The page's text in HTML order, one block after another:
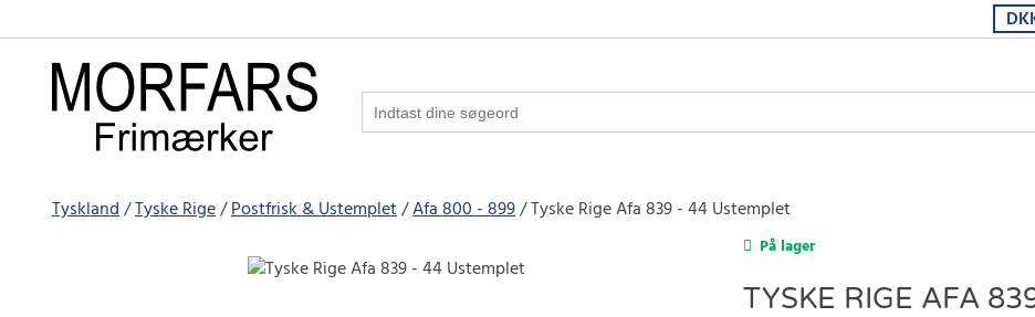
Tyskland Tyske Rige Postfrisk & Ustemplet Afa 800 - 899 Tyske Rige Afa 839 - 44 Ustemplet
På lager
TYSKE RIGE AFA